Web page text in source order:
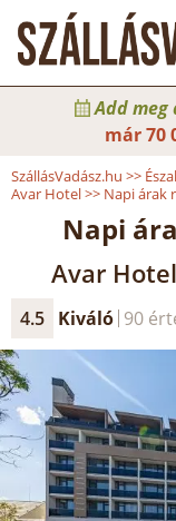
Add
már70
SzállásVadász.hu >>
Avar Hotel>> Napi árak
Napi
Avar
4.5 Kiváló 90